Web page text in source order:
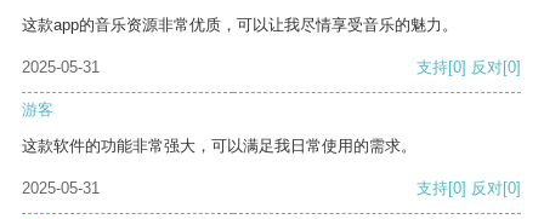
这款app的音乐资源非常优质，可以让我尽情享受音乐的魅力。
2025-05-31 支持[0] 反对[0]
游客
这款软件的功能非常强大，可以满足我日常使用的需求。
2025-05-31 支持[0] 反对[0]